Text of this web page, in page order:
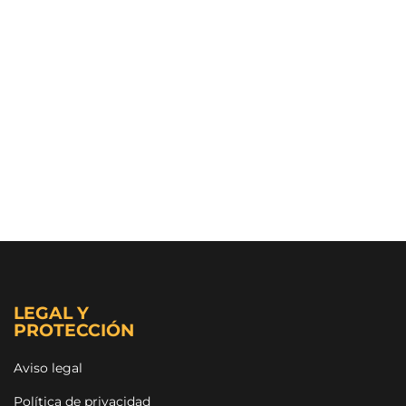
LEGAL Y
PROTECCIÓN
Aviso legal
Política de privacidad